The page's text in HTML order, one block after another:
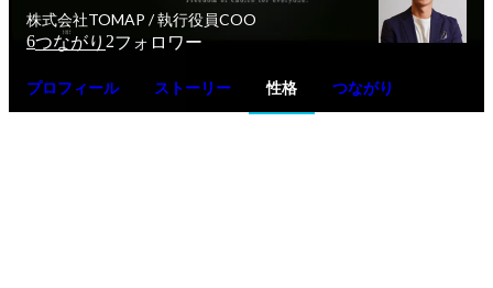
株式会社TOMAP / 執行役員COO
6つながり 2フォロワー
プロフィール ストーリー 性格 つながり